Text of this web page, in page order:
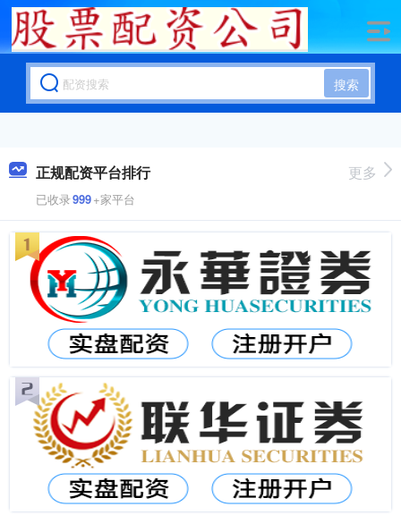
搜索
正规配资平台排行
已收录999+家平台
更多